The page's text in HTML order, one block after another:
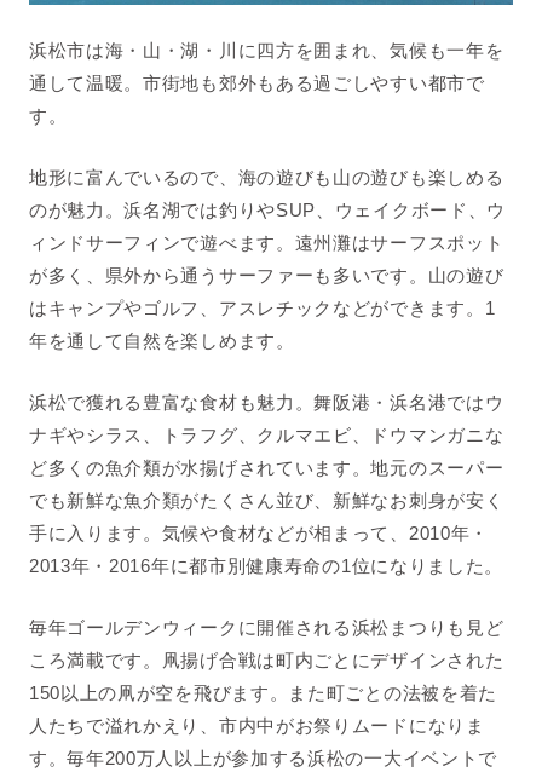
浜松市は海・山・湖・川に四方を囲まれ、気候も一年を
通して温暖。市街地も郊外もある過ごしやすい都市で
す。
地形に富んでいるので、海の遊びも山の遊びも楽しめる
のが魅力。浜名湖では釣りやSUP、ウェイクボード、ウ
ィンドサーフィンで遊べます。遠州灘はサーフスポット
が多く、県外から通うサーファーも多いです。山の遊び
はキャンプやゴルフ、アスレチックなどができます。1
年を通して自然を楽しめます。
浜松で獲れる豊富な食材も魅力。舞阪港・浜名港ではウ
ナギやシラス、トラフグ、クルマエビ、ドウマンガニな
ど多くの魚介類が水揚げされています。地元のスーパー
でも新鮮な魚介類がたくさん並び、新鮮なお刺身が安く
手に入ります。気候や食材などが相まって、2010年・
2013年・2016年に都市別健康寿命の1位になりました。
毎年ゴールデンウィークに開催される浜松まつりも見ど
ころ満載です。凧揚げ合戦は町内ごとにデザインされた
150以上の凧が空を飛びます。また町ごとの法被を着た
人たちで溢れかえり、市内中がお祭りムードになりま
す。毎年200万人以上が参加する浜松の一大イベントで